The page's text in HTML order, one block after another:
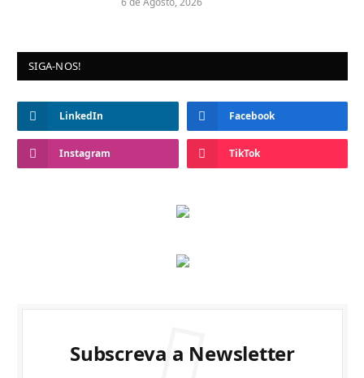
SIGA-NOS!
LinkedIn Facebook
Instagram TikTok
Subscreva a Newsletter